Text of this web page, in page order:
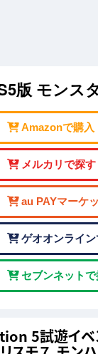
版 モンス
Amazonで購入
メルカリで探す
au PAYマーケ
ゲオオンライ
セブンネットで
5試遊イベ